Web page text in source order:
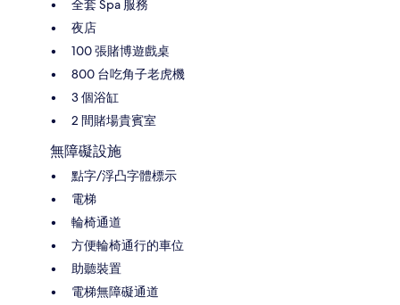
全套 Spa 服務
夜店
100 張賭博遊戲桌
800 台吃角子老虎機
3 個浴缸
2 間賭場貴賓室
無障礙設施
點字/浮凸字體標示
電梯
輪椅通道
方便輪椅通行的車位
助聽裝置
電梯無障礙通道